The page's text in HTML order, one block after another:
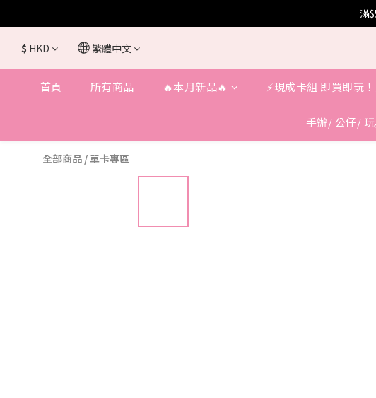
滿
$ HKD 繁體中文
首頁 所有商品 🔥本月新品🔥 ⚡️現成卡組 即買即玩！
手辦/ 公仔/ 玩
全部商品 /單卡專區